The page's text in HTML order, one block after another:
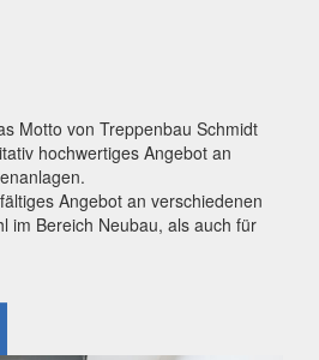
Motto von Treppenbau Schmidt
hochwertiges Angebot an
Angebot an verschiedenen
im Bereich Neubau, als auch für